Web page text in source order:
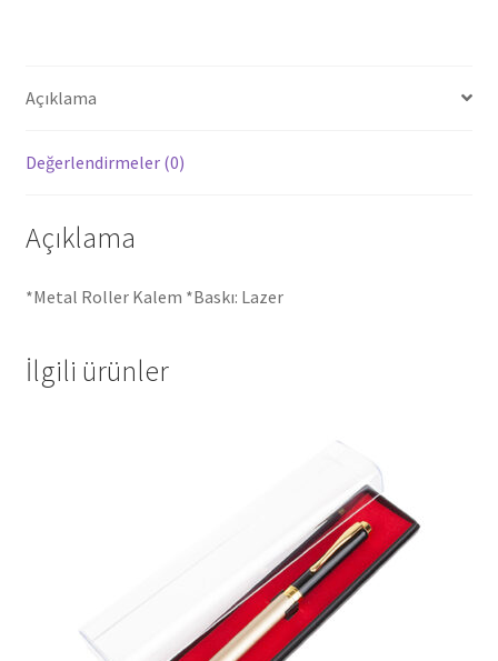
Açıklama
Değerlendirmeler (0)
Açıklama
*Metal Roller Kalem *Baskı: Lazer
İlgili ürünler